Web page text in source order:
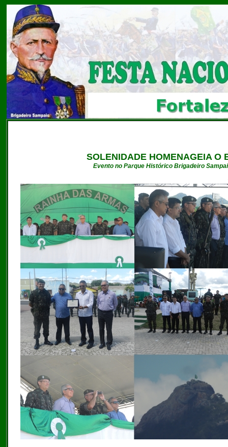
SOLENIDADE HOMENAGEIA O
Evento no Parque Histórico Brigadeiro